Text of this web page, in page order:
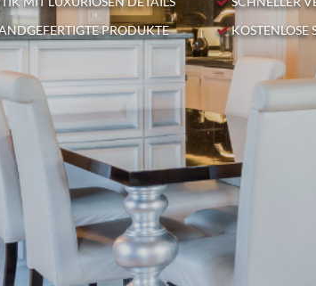
PRODUKTE
KOSTENLOSE